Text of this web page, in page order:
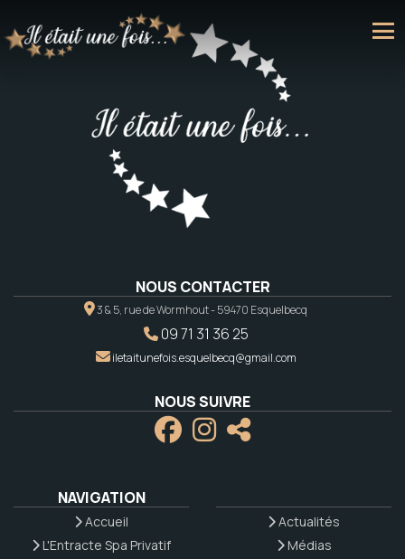
NOUS CONTACTER
3 & 5, rue de Wormhout - 59470 Esquelbecq
09 71 31 36 25
iletaitunefois.esquelbecq@gmail.com
NOUS SUIVRE
NAVIGATION
Accueil
L'Entracte Spa Privatif
Actualités
Médias